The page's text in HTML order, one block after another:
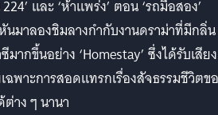
และ ‘ห้าแพร่ง’ ตอน ‘รถมือสอง’
มาลองชิมลางกำกับงานดราม่าที่มีกลิ่น
ากขึ้นอย่าง ‘Homestay’ ซึ่งได้รับเสียง
ฉพาะการสอดแทรกเรื่องสัจธรรมชีวิตข
าง ๆ นานา